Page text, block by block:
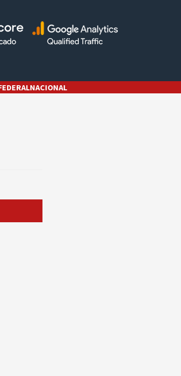
NACIONAL